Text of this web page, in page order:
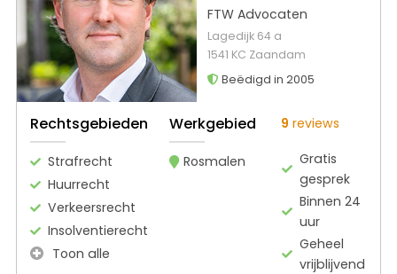
FTW Advocaten
Lagedijk 64 a
1541 KC Zaandam
Beëdigd in 2005
Rechtsgebieden
Strafrecht
Huurrecht
Verkeersrecht
Insolventierecht
Toon alle
Werkgebied
Rosmalen
9 reviews
Gratis
gesprek
Binnen 24
uur
Geheel
vrijblijvend